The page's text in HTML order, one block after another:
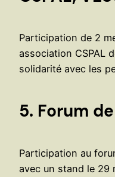
Participation de 2
association CSPAL
solidarité avec les
5. Forum de
Participation au
avec un stand le 29